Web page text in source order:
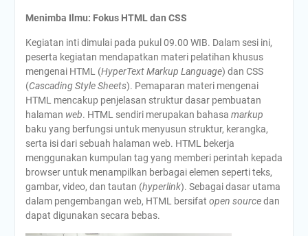
Menimba Ilmu: Fokus HTML dan CSS
Kegiatan inti dimulai pada pukul 09.00 WIB. Dalam sesi ini,
peserta kegiatan mendapatkan materi pelatihan khusus
mengenai HTML (HyperText Markup Language) dan CSS
(Cascading Style Sheets). Pemaparan materi mengenai
HTML mencakup penjelasan struktur dasar pembuatan
halaman web. HTML sendiri merupakan bahasa markup
baku yang berfungsi untuk menyusun struktur, kerangka,
serta isi dari sebuah halaman web. HTML bekerja
menggunakan kumpulan tag yang memberi perintah kepada
browser untuk menampilkan berbagai elemen seperti teks,
gambar, video, dan tautan (hyperlink). Sebagai dasar utama
dalam pengembangan web, HTML bersifat open sourcedan
dapat digunakan secara bebas.